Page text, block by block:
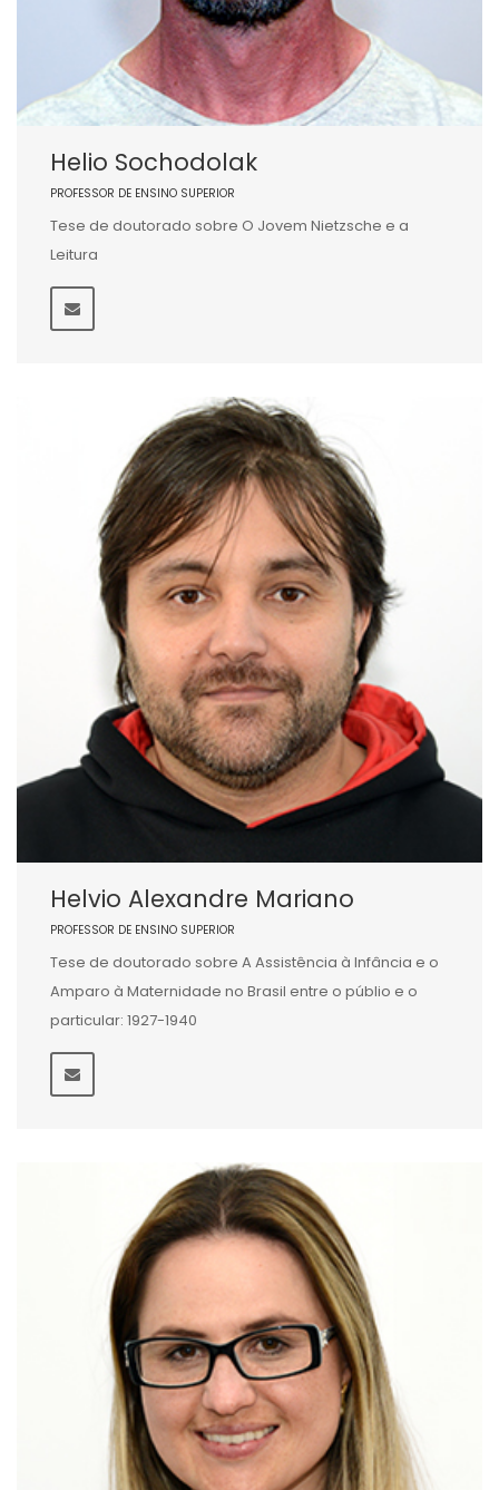
Helio Sochodolak
PROFESSOR DE ENSINO SUPERIOR
Tese de doutorado sobre O Jovem Nietzsche e a
Leitura
Helvio Alexandre Mariano
PROFESSOR DE ENSINO SUPERIOR
Tese de doutorado sobre A Assistência à Infância e o
Amparo à Maternidade no Brasil entre o públio e o
particular: 1927-1940